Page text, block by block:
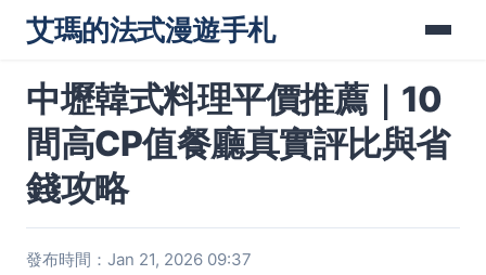
艾瑪的法式漫遊手札
中壢韓式料理平價推薦｜10
間高CP值餐廳真實評比與省
錢攻略
發布時間：Jan 21, 2026 09:37